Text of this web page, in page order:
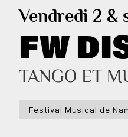
Vendredi 2 &
FW
TANGO ET
Festival Musical de